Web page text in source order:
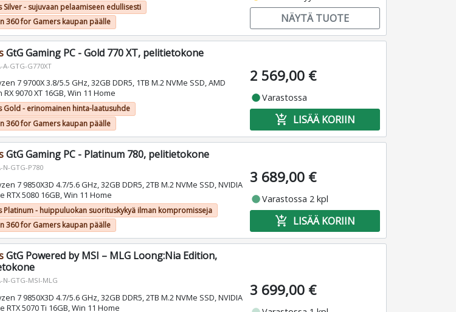
Silver - sujuvaan pelaamiseen edullisesti
360 for Gamers kaupan päälle
NÄYTÄ TUOTE
GtG Gaming PC - Gold 770 XT, pelitietokone
A-GTG-G770XT
7 9700X 3.8/5.5 GHz, 32GB DDR5, 1TB M.2 NVMe SSD, AMD
RX 9070 XT 16GB, Win 11 Home
Gold - erinomainen hinta-laatusuhde
360 for Gamers kaupan päälle
2 569,00 €
fiber_manual_recordVarastossa
add_shopping_cart LISÄÄ KORIIN
GtG Gaming PC - Platinum 780, pelitietokone
N-GTG-P780
7 9850X3D 4.7/5.6 GHz, 32GB DDR5, 2TB M.2 NVMe SSD, NVIDIA
RTX 5080 16GB, Win 11 Home
Platinum - huippuluokan suorituskykyä ilman kompromisseja
360 for Gamers kaupan päälle
3 689,00 €
fiber_manual_recordVarastossa 2 kpl
add_shopping_cart LISÄÄ KORIIN
GtG Powered by MSI – MLG Loong:Nia Edition,
N-GTG-MSI-MLG
7 9850X3D 4.7/5.6 GHz, 32GB DDR5, 2TB M.2 NVMe SSD, NVIDIA
RTX 5070 Ti 16GB, Win 11 Home
3 699,00 €